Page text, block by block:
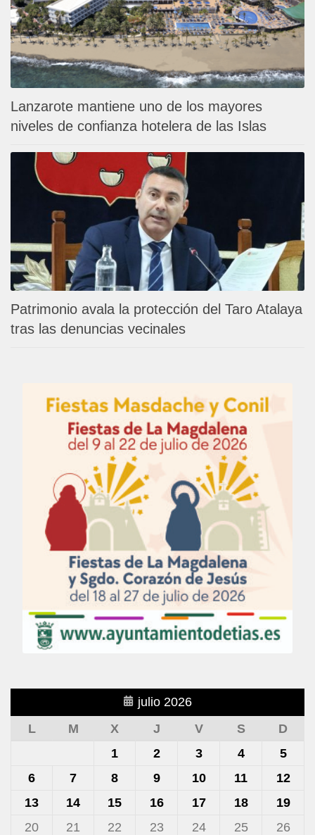
Lanzarote mantiene uno de los mayores
niveles de confianza hotelera de las Islas
Patrimonio avala la protección del Taro Atalaya
tras las denuncias vecinales
julio 2026
L
M X J V S
D
1
2 3 4
5
6
7 8 9 10 11
12
13
14 15 16 17 18
19
20
21 22 23 24 25
26